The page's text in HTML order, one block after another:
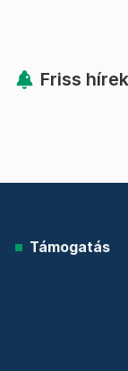
Friss hírek
Támogatás